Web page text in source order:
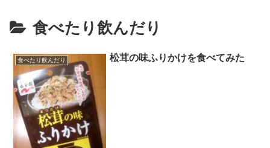
食べたり飲んだり
食べたり飲んだり 松茸の味ふりかけを食べてみた